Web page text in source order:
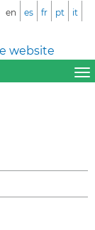
website
en es fr pt it